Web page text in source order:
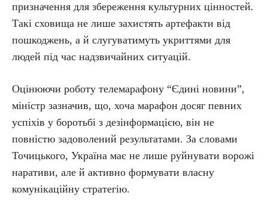
призначення для збереження культурних цінностей.
Такі сховища не лише захистять артефакти від
пошкоджень, а й слугуватимуть укриттями для
людей під час надзвичайних ситуацій.
Оцінюючи роботу телемарафону “Єдині новини”,
міністр зазначив, що, хоча марафон досяг певних
успіхів у боротьбі з дезінформацією, він не
повністю задоволений результатами. За словами
Точицького, Україна має не лише руйнувати ворожі
наративи, але й активно формувати власну
комунікаційну стратегію.